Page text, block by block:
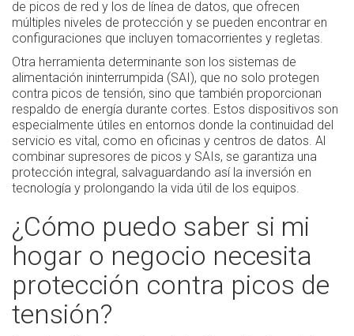
de picos de red y los de línea de datos, que ofrecen
múltiples niveles de protección y se pueden encontrar en
configuraciones que incluyen tomacorrientes y regletas.
Otra herramienta determinante son los sistemas de
alimentación ininterrumpida (SAI), que no solo protegen
contra picos de tensión, sino que también proporcionan
respaldo de energía durante cortes. Estos dispositivos son
especialmente útiles en entornos donde la continuidad del
servicio es vital, como en oficinas y centros de datos. Al
combinar supresores de picos y SAIs, se garantiza una
protección integral, salvaguardando así la inversión en
tecnología y prolongando la vida útil de los equipos.
¿Cómo puedo saber si mi
hogar o negocio necesita
protección contra picos de
tensión?